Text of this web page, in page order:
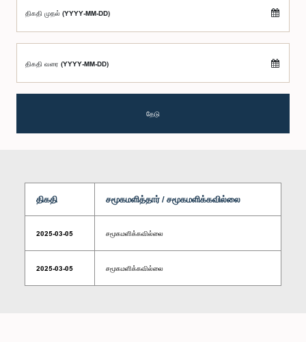
திகதி முதல் (YYYY-MM-DD)
திகதி வரை (YYYY-MM-DD)
தேடு
திகதி சமூகமளித்தார் / சமூகமளிக்கவில்லை
2025-03-05 சமூகமளிக்கவில்லை
2025-03-05 சமூகமளிக்கவில்லை